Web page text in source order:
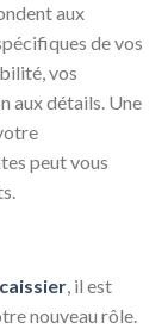
aux
de vos
vos
aux détails. Une
peut vous
caissier, il est
nouveau rôle.